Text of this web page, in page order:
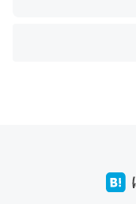
コミュニケーションが